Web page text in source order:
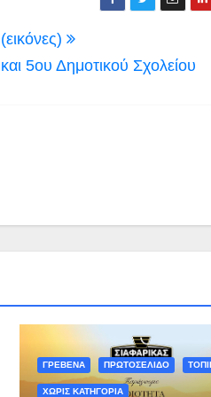
5ου Δημοτικού Σχολείου
ΓΡΕΒΕΝΑ ΠΡΩΤΟΣΕΛΙΔΟ
ΧΩΡΊΣ ΚΑΤΗΓΟΡΊΑ